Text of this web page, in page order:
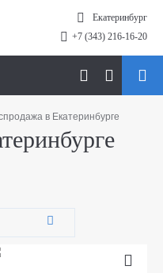
Екатеринбург
+7 (343) 216-16-20
в Екатеринбурге